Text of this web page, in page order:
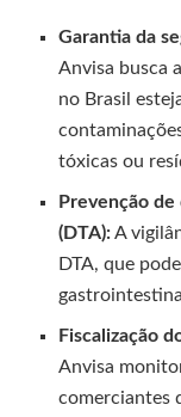
Garantia da
Anvisa busca
no Brasil
tóxicas ou
Prevenção
(DTA):A
DTA, que
Fiscalização
Anvisa
comerciantes